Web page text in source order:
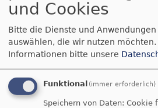
70 schöne
Anlässlich des 70.
Christuskirche überraschte
Konzertbesucher mit einem
Jubiläum komponierten
und Cookies
Bitte die Dienste und
auswählen, die wir nutzen möchten.
Informationen bitte unsere
Funktional (immer erforderlich)
Speichern von Daten: Cookie